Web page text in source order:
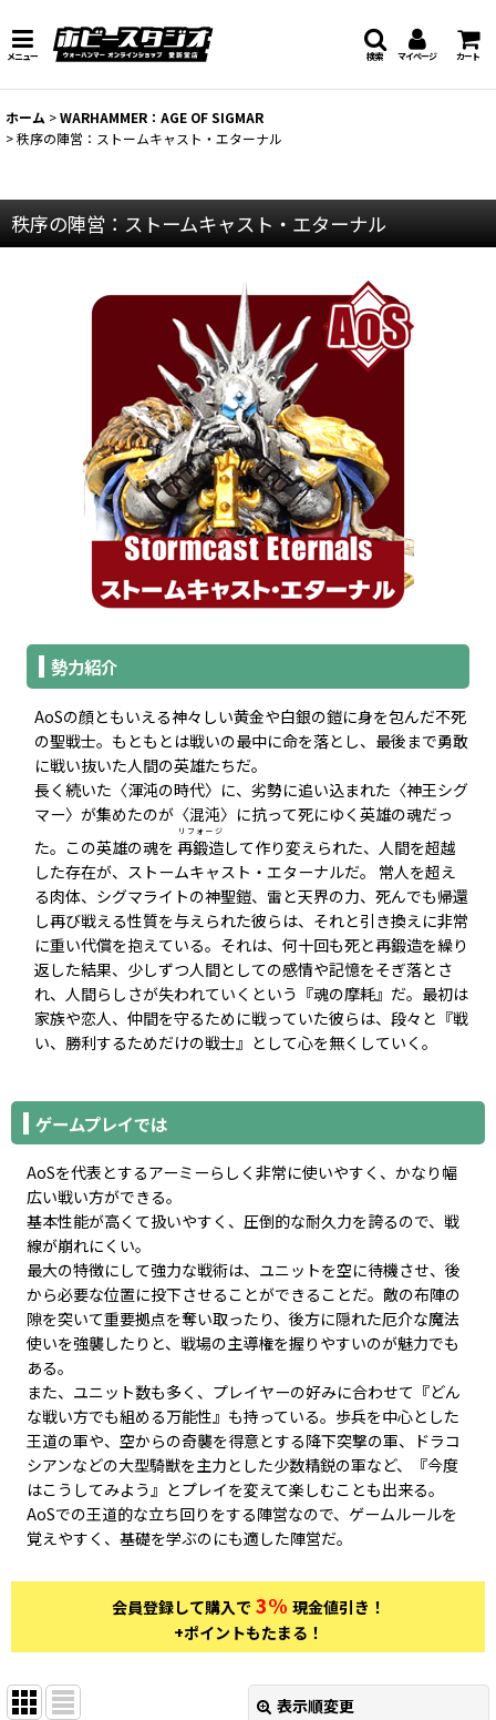
メニュー マイページ カート
検索
ホーム >WARHAMMER：AGE OF SIGMAR
>秩序の陣営：ストームキャスト・エターナル
秩序の陣営：ストームキャスト・エターナル
勢力紹介
AoSの顔ともいえる神々しい黄金や白銀の鎧に身を包んだ不死
の聖戦士。もともとは戦いの最中に命を落とし、最後まで勇敢
に戦い抜いた人間の英雄たちだ。
長く続いた〈渾沌の時代〉に、劣勢に追い込まれた〈神王シグ
マー〉が集めたのが〈混沌〉に抗って死にゆく英雄の魂だっ
た。この英雄の魂を再鍛造
リフォージ
して作り変えられた、人間を超越
した存在が、ストームキャスト・エターナルだ。 常人を超え
る肉体、シグマライトの神聖鎧、雷と天界の力、死んでも帰還
し再び戦える性質を与えられた彼らは、それと引き換えに非常
に重い代償を抱えている。それは、何十回も死と再鍛造を繰り
返した結果、少しずつ人間としての感情や記憶をそぎ落とさ
れ、人間らしさが失われていくという『魂の摩耗』だ。最初は
家族や恋人、仲間を守るために戦っていた彼らは、段々と『戦
い、勝利するためだけの戦士』として心を無くしていく。
ゲームプレイでは
AoSを代表とするアーミーらしく非常に使いやすく、かなり幅
広い戦い方ができる。
基本性能が高くて扱いやすく、圧倒的な耐久力を誇るので、戦
線が崩れにくい。
最大の特徴にして強力な戦術は、ユニットを空に待機させ、後
から必要な位置に投下させることができることだ。敵の布陣の
隙を突いて重要拠点を奪い取ったり、後方に隠れた厄介な魔法
使いを強襲したりと、戦場の主導権を握りやすいのが魅力でも
ある。
また、ユニット数も多く、プレイヤーの好みに合わせて『どん
な戦い方でも組める万能性』も持っている。歩兵を中心とした
王道の軍や、空からの奇襲を得意とする降下突撃の軍、ドラコ
シアンなどの大型騎獣を主力とした少数精鋭の軍など、『今度
はこうしてみよう』とプレイを変えて楽しむことも出来る。
AoSでの王道的な立ち回りをする陣営なので、ゲームルールを
覚えやすく、基礎を学ぶのにも適した陣営だ。
会員登録して購入で 3% 現金値引き！
+ポイントもたまる！
表示順変更